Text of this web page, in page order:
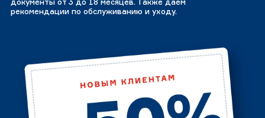
документы от 3 до 18 месяцев. Также даем
рекомендации по обслуживанию и уходу.